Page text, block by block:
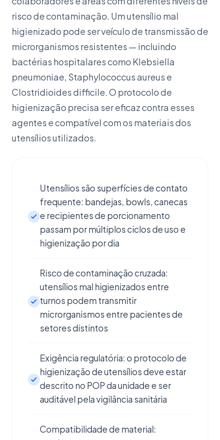
risco de contaminação. Um utensílio mal
higienizado pode ser veículo de transmissão de
microrganismos resistentes — incluindo
bactérias hospitalares como Klebsiella
pneumoniae, Staphylococcus aureus e
Clostridioides difficile. O protocolo de
higienização precisa ser eficaz contra esses
agentes e compatível com os materiais dos
utensílios utilizados.
Utensílios são superfícies de contato
frequente: bandejas, bowls, canecas
e recipientes de porcionamento
passam por múltiplos ciclos de uso e
higienização por dia
Risco de contaminação cruzada:
utensílios mal higienizados entre
turnos podem transmitir
microrganismos entre pacientes de
setores distintos
Exigência regulatória: o protocolo de
higienização de utensílios deve estar
descrito no POP da unidade e ser
auditável pela vigilância sanitária
Compatibilidade de material: